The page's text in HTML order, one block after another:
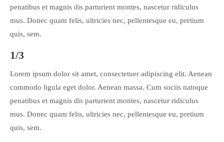
penatibus et magnis dis parturient montes, nascetur ridiculus
mus. Donec quam felis, ultricies nec, pellentesque eu, pretium
quis, sem.
1/3
Lorem ipsum dolor sit amet, consectetuer adipiscing elit. Aenean
commodo ligula eget dolor. Aenean massa. Cum sociis natoque
penatibus et magnis dis parturient montes, nascetur ridiculus
mus. Donec quam felis, ultricies nec, pellentesque eu, pretium
quis, sem.